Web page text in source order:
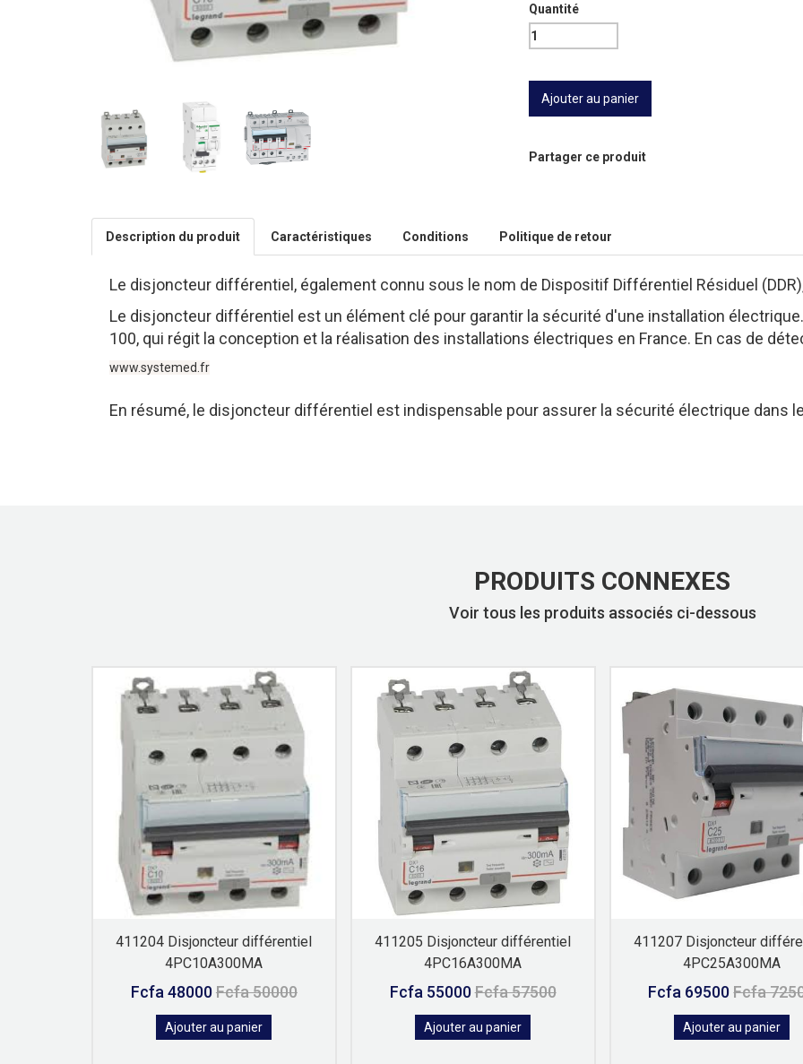
Quantité
Partager ce produit
Description du produit Caractéristiques Conditions Politique de retour
Le disjoncteur différentiel, également connu sous le nom de Dispositif Différentiel Résiduel
Le disjoncteur différentiel est un élément clé pour garantir la sécurité d'une installation
100, qui régit la conception et la réalisation des installations électriques en France. En cas de
www.systemed.fr
En résumé, le disjoncteur différentiel est indispensable pour assurer la sécurité électrique dans
PRODUITS CONNEXES
Voir tous les produits associés ci-dessous
411204 Disjoncteur différentiel
4PC10A300MA
Fcfa 48000Fcfa 50000
Ajouter au panier
411205 Disjoncteur différentiel
4PC16A300MA
Fcfa 55000Fcfa 57500
Ajouter au panier
411207 Disjoncteur
4PC25A300MA
Fcfa 69500Fcfa
Ajouter au panier